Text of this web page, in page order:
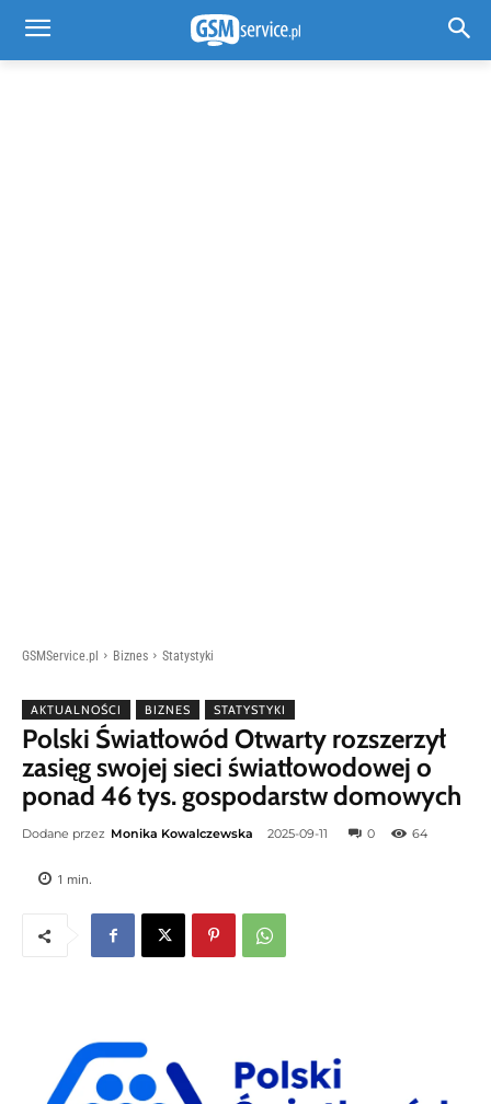
GSMService.pl Biznes Statystyki
AKTUALNOŚCI BIZNES STATYSTYKI
Polski Światłowód Otwarty rozszerzył
zasięg swojej sieci światłowodowej o
ponad 46 tys. gospodarstw domowych
Dodane przez Monika Kowalczewska 2025-09-11 0 64
1 min.